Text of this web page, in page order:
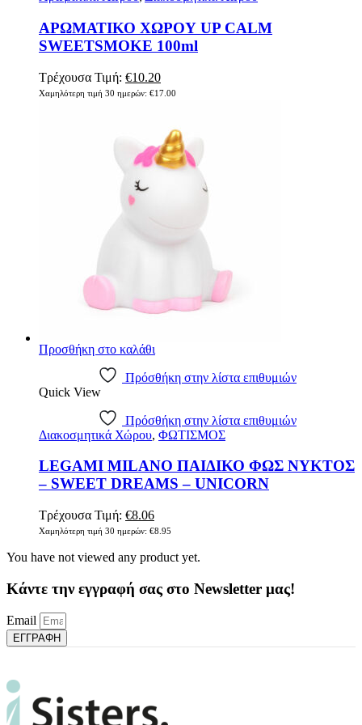
ΑΡΩΜΑΤΙΚΟ ΧΩΡΟΥ UP CALM
SWEETSMOKE 100ml
Τρέχουσα Τιμή: Original
price
€10.20Η
τρέχουσα
€10.20.
Χαμηλότερη τιμή 30 ημερών: €17.00
Προσθήκη στο καλάθι
Πρόσθήκη στην λίστα επιθυμιών
Quick View
Πρόσθήκη στην λίστα επιθυμιών
Διακοσμητικά Χώρου, ΦΩΤΙΣΜΟΣ
LEGAMI MILANO ΠΑΙΔΙΚΟ ΦΩΣ ΝΥΚΤΟΣ
– SWEET DREAMS – UNICORN
Τρέχουσα Τιμή: Original
price
€8.95.
€8.06Η
τρέχουσα
είναι:
Χαμηλότερη τιμή 30 ημερών: €8.95
You have not viewed any product yet.
Κάντε την εγγραφή σας στο Newsletter μας!
Email
ΕΓΓΡΑΦΗ